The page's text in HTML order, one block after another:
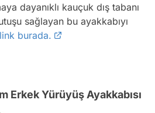
dayanıklı kauçuk dış tabanı
sağlayan bu ayakkabıyı
link burada.
Erkek Yürüyüş Ayakkabısı